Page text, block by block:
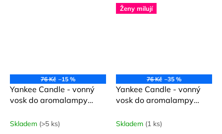
76 Kč –15 %
Yankee Candle - vonný
vosk do aromalampy
GRAPEFRUIT (Bílý smrk a
Skladem (>5 ks)
Ženy milují
76 Kč –35 %
Yankee Candle - vonný
vosk do aromalampy
(Pouštní květiny) 22 g
Skladem (1 ks)